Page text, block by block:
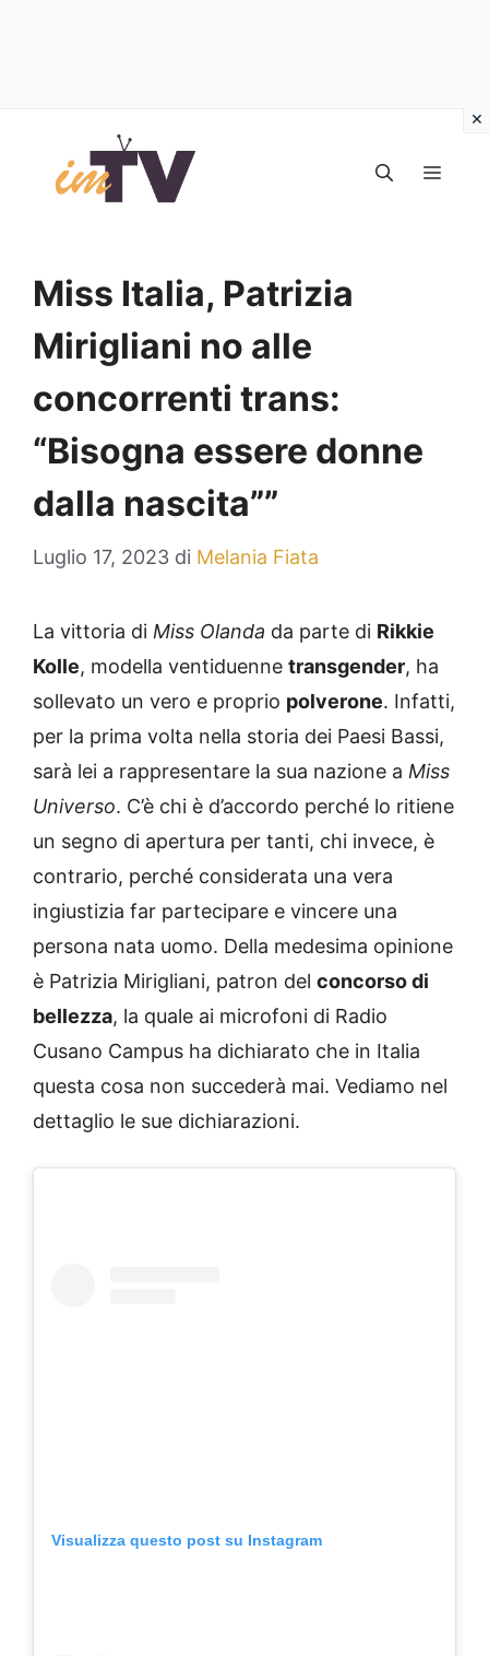
contenuto
Miss Italia, Patrizia
Mirigliani no alle
concorrenti trans:
“Bisogna essere donne
dalla nascita””
Luglio 17, 2023 di Melania Fiata
La vittoria di Miss Olanda da parte di Rikkie
Kolle, modella ventiduenne transgender, ha
sollevato un vero e proprio polverone. Infatti,
per la prima volta nella storia dei Paesi Bassi,
sarà lei a rappresentare la sua nazione a Miss
Universo. C’è chi è d’accordo perché lo ritiene
un segno di apertura per tanti, chi invece, è
contrario, perché considerata una vera
ingiustizia far partecipare e vincere una
persona nata uomo. Della medesima opinione
è Patrizia Mirigliani, patron del concorso di
bellezza, la quale ai microfoni di Radio
Cusano Campus ha dichiarato che in Italia
questa cosa non succederà mai. Vediamo nel
dettaglio le sue dichiarazioni.
Visualizza questo post su Instagram